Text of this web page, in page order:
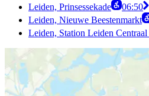
Leiden, Prinsessekade
06:50
Leiden, Nieuwe Beestenmarkt
Leiden, Station Leiden